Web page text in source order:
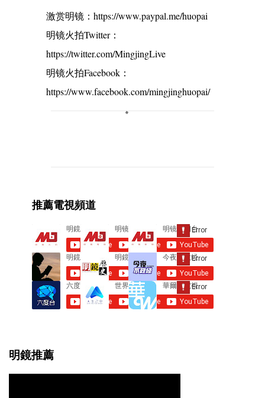
激赏明镜：https://www.paypal.me/huopai
明镜火拍Twitter：
https://twitter.com/MingjingLive
明镜火拍Facebook：
https://www.facebook.com/mingjinghuopai/
n
t
s
推薦電視頻道
明鏡推薦